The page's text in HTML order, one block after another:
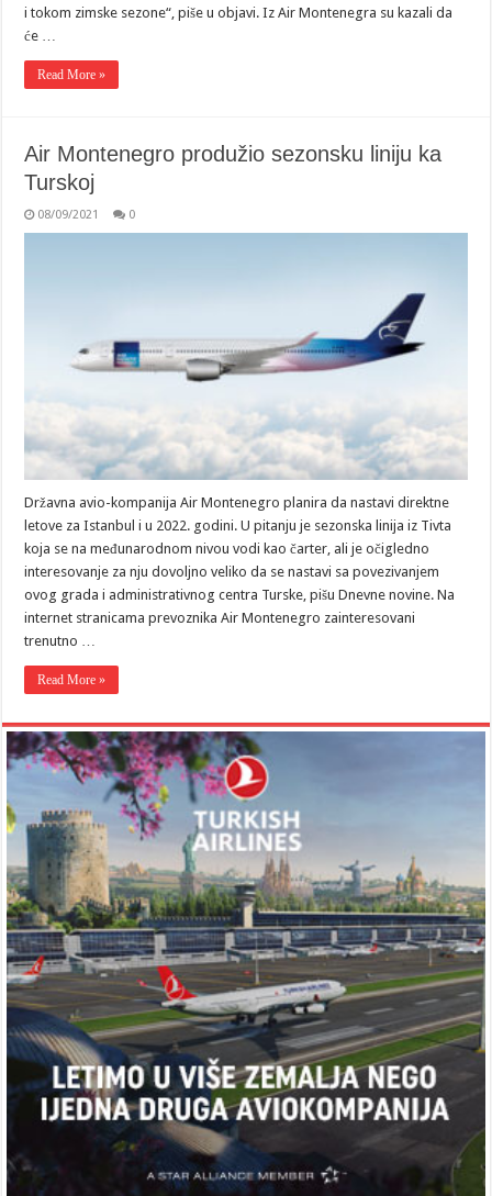
i tokom zimske sezone“, piše u objavi. Iz Air Montenegra su kazali da
će …
Read More »
Air Montenegro produžio sezonsku liniju ka
Turskoj
08/09/2021 0
Državna avio-kompanija Air Montenegro planira da nastavi direktne
letove za Istanbul i u 2022. godini. U pitanju je sezonska linija iz Tivta
koja se na međunarodnom nivou vodi kao čarter, ali je očigledno
interesovanje za nju dovoljno veliko da se nastavi sa povezivanjem
ovog grada i administrativnog centra Turske, pišu Dnevne novine. Na
internet stranicama prevoznika Air Montenegro zainteresovani
trenutno …
Read More »